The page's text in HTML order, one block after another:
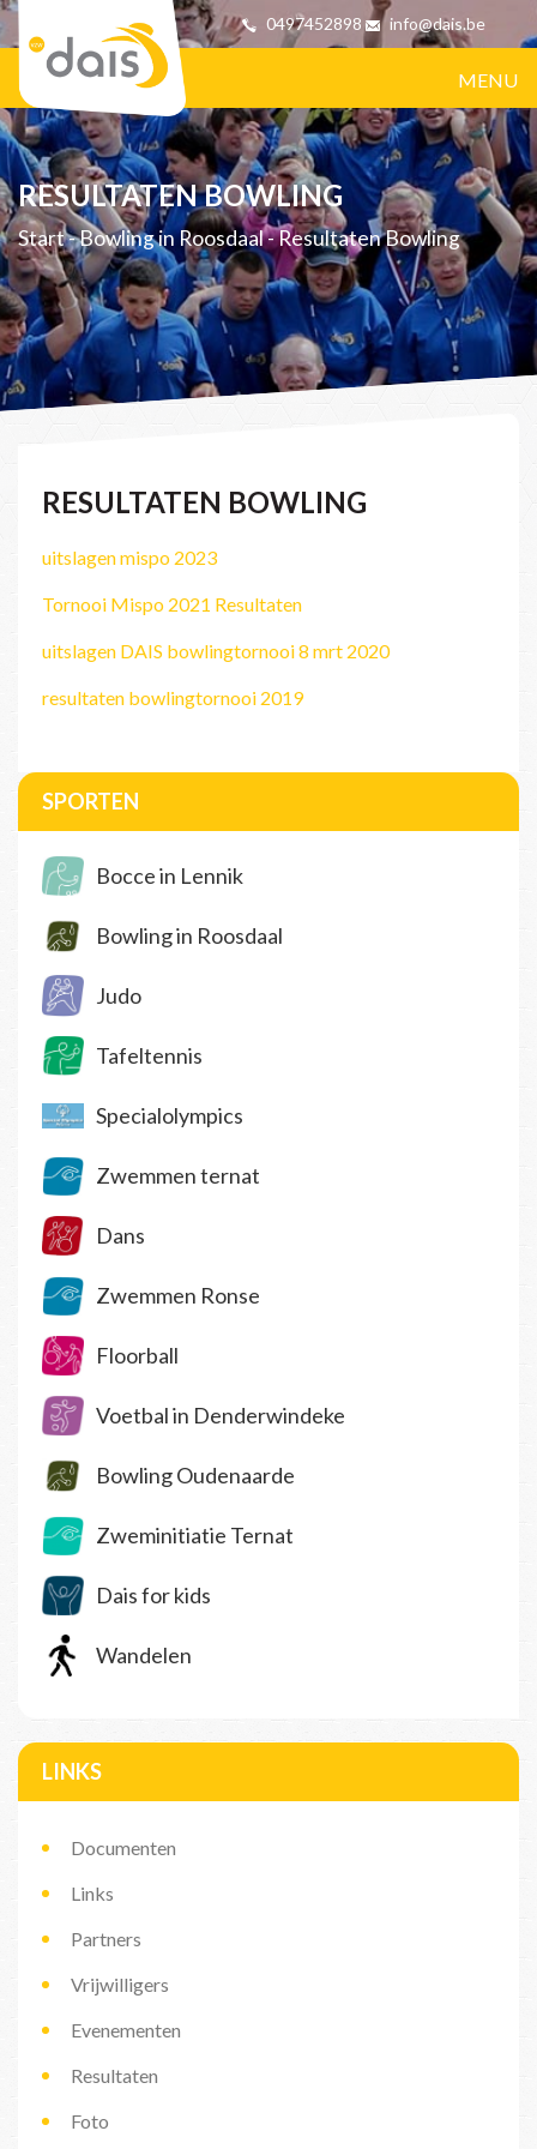
0497452898 info@dais.be
MENU
RESULTATEN BOWLING
Start-Bowling in Roosdaal-Resultaten Bowling
RESULTATEN BOWLING
uitslagen mispo 2023
Tornooi Mispo 2021 Resultaten
uitslagen DAIS bowlingtornooi 8 mrt 2020
resultaten bowlingtornooi 2019
SPORTEN
Bocce in Lennik
Bowling in Roosdaal
Judo
Tafeltennis
Specialolympics
Zwemmen ternat
Dans
Zwemmen Ronse
Floorball
Voetbal in Denderwindeke
Bowling Oudenaarde
Zweminitiatie Ternat
Dais for kids
Wandelen
LINKS
Documenten
Links
Partners
Vrijwilligers
Evenementen
Resultaten
Foto